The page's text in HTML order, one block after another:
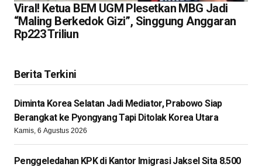
Viral! Ketua BEM UGM Plesetkan MBG Jadi
“Maling Berkedok Gizi”, Singgung Anggaran
Rp223 Triliun
Berita Terkini
Diminta Korea Selatan Jadi Mediator, Prabowo Siap
Berangkat ke Pyongyang Tapi Ditolak Korea Utara
Kamis, 6 Agustus 2026
Penggeledahan KPK di Kantor Imigrasi Jaksel Sita 8.500